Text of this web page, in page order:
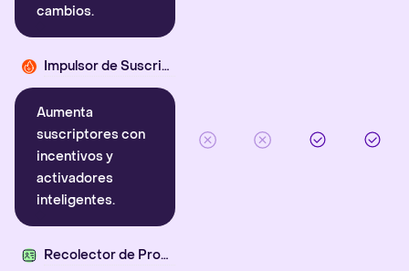
cambios.
Impulsor de Suscriptores
Aumenta
suscriptores con
incentivos y
activadores
inteligentes.
Recolector de Propiedades